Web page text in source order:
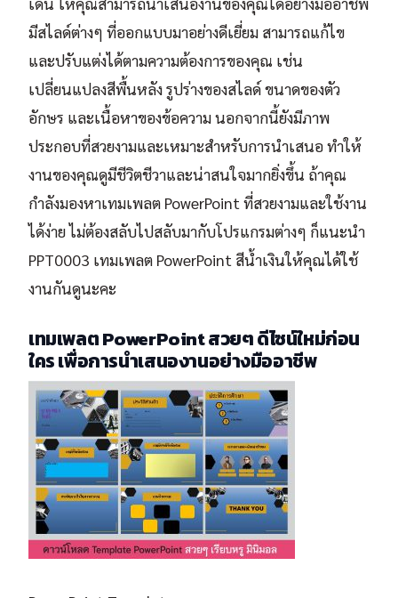
มีสไลด์ต่างๆ ที่ออกแบบมาอย่างดีเยี่ยม สามารถแก้ไข
และปรับแต่งได้ตามความต้องการของคุณ เช่น
เปลี่ยนแปลงสีพื้นหลัง รูปร่างของสไลด์ ขนาดของตัว
อักษร และเนื้อหาของข้อความ นอกจากนี้ยังมีภาพ
ประกอบที่สวยงามและเหมาะสำหรับการนำเสนอ ทำให้
งานของคุณดูมีชีวิตชีวาและน่าสนใจมากยิ่งขึ้น ถ้าคุณ
กำลังมองหาเทมเพลต PowerPoint ที่สวยงามและใช้งาน
ได้ง่าย ไม่ต้องสลับไปสลับมากับโปรแกรมต่างๆ ก็แนะนำ
PPT0003 เทมเพลต PowerPoint สีน้ำเงินให้คุณได้ใช้
งานกันดูนะคะ
เทมเพลต PowerPoint สวยๆ ดีไซน์ใหม่ก่อน
ใคร เพื่อการนำเสนองานอย่างมืออาชีพ